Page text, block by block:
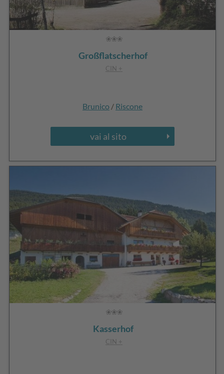
Großflatscherhof
CIN +
Brunico / Riscone
vai al sito
Kasserhof
CIN +